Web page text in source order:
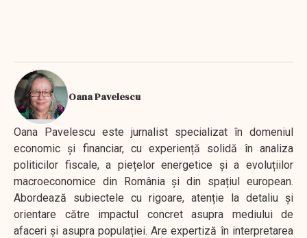
Oana Pavelescu
Oana Pavelescu este jurnalist specializat în domeniul
economic și financiar, cu experiență solidă în analiza
politicilor fiscale, a piețelor energetice și a evoluțiilor
macroeconomice din România și din spațiul european.
Abordează subiectele cu rigoare, atenție la detaliu și
orientare către impactul concret asupra mediului de
afaceri și asupra populației. Are expertiză în interpretarea